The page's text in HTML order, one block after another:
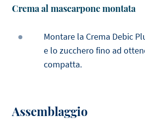
Crema al mascarpone montata
Montare la Crema Debic
e lo zucchero fino ad
compatta.
Assemblaggio